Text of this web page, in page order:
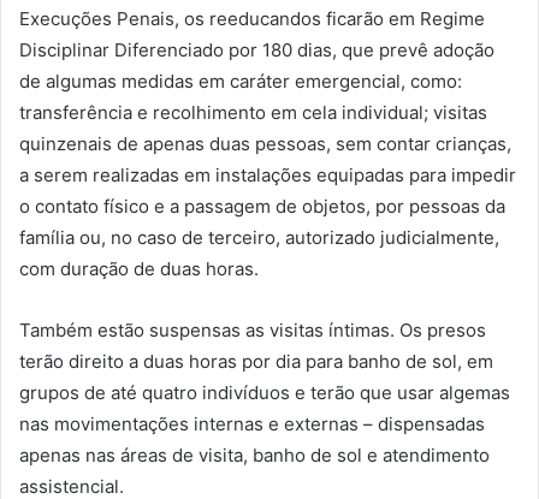
Execuções Penais, os reeducandos ficarão em Regime
Disciplinar Diferenciado por 180 dias, que prevê adoção
de algumas medidas em caráter emergencial, como:
transferência e recolhimento em cela individual; visitas
quinzenais de apenas duas pessoas, sem contar crianças,
a serem realizadas em instalações equipadas para impedir
o contato físico e a passagem de objetos, por pessoas da
família ou, no caso de terceiro, autorizado judicialmente,
com duração de duas horas.
Também estão suspensas as visitas íntimas. Os presos
terão direito a duas horas por dia para banho de sol, em
grupos de até quatro indivíduos e terão que usar algemas
nas movimentações internas e externas – dispensadas
apenas nas áreas de visita, banho de sol e atendimento
assistencial.